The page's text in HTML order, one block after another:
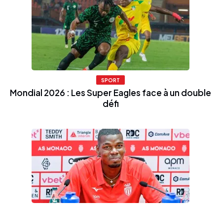
SPORT
Mondial 2026 : Les Super Eagles face à un double
défi